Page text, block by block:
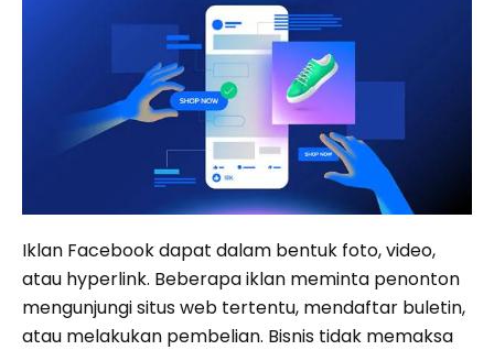
Iklan Facebook dapat dalam bentuk foto, video,
atau hyperlink. Beberapa iklan meminta penonton
mengunjungi situs web tertentu, mendaftar buletin,
atau melakukan pembelian. Bisnis tidak memaksa